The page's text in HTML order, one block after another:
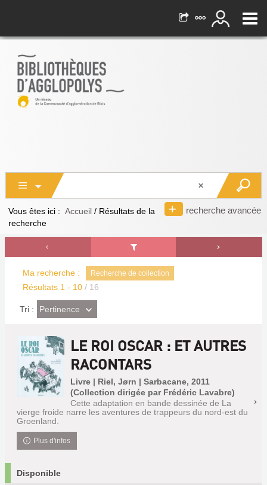
recherche avancée
Vous êtes ici : Accueil / Résultats de la
recherche
Ma recherche : Recherche de collection
Résultats 1 - 10 / 16
Tri : (Effet
imédiat)
Pertinence
LE ROI OSCAR : ET AUTRES
RACONTARS
Livre | Riel, Jørn | Sarbacane, 2011
(Collection dirigée par Frédéric Lavabre)
Cette adaptation en bande dessinée de La
vierge froide narre les aventures de trappeurs du nord-est du
Groenland.
Plus d'infos
Disponible